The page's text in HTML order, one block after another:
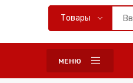
МЕНЮ